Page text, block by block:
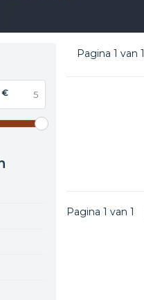
€
Pagina 1 van 1
Pagina 1 van 1